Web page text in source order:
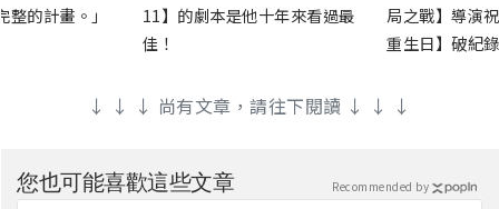
的計畫。」
11】的劇本是他十年來看過最
佳！
局之戰】導演
重生日】破紀
↓ ↓ ↓ 尚有文章，請往下閱讀 ↓ ↓ ↓
您也可能喜歡這些文章 Recommended by